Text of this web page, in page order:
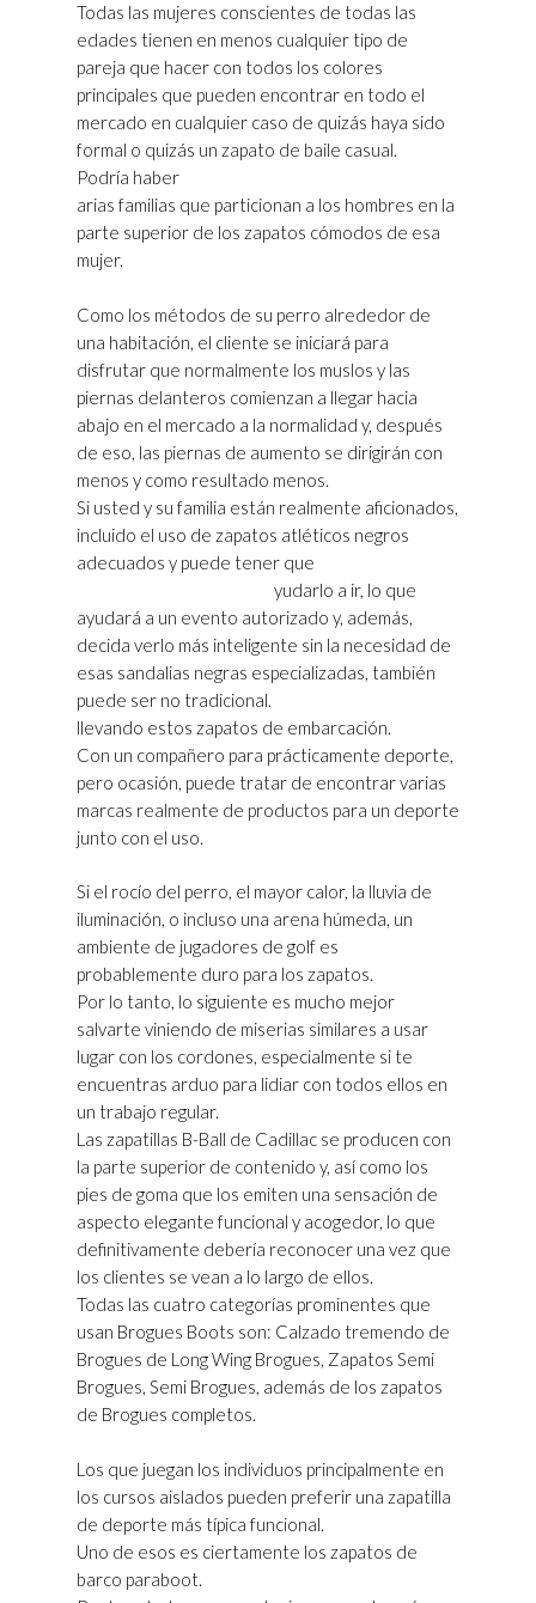
Todas las mujeres conscientes de todas las
edades tienen en menos cualquier tipo de
pareja que hacer con todos los colores
principales que pueden encontrar en todo el
mercado en cualquier caso de quizás haya sido
formal o quizás un zapato de baile casual.
Podría haber
arias familias que particionan a los hombres en la
parte superior de los zapatos cómodos de esa
mujer.
Como los métodos de su perro alrededor de
una habitación, el cliente se iniciará para
disfrutar que normalmente los muslos y las
piernas delanteros comienzan a llegar hacia
abajo en el mercado a la normalidad y, después
de eso, las piernas de aumento se dirigirán con
menos y como resultado menos.
Si usted y su familia están realmente aficionados,
incluido el uso de zapatos atléticos negros
adecuados y puede tener que
yudarlo a ir, lo que
ayudará a un evento autorizado y, además,
decida verlo más inteligente sin la necesidad de
esas sandalias negras especializadas, también
puede ser no tradicional.
llevando estos zapatos de embarcación.
Con un compañero para prácticamente deporte,
pero ocasión, puede tratar de encontrar varias
marcas realmente de productos para un deporte
junto con el uso.
Si el rocío del perro, el mayor calor, la lluvia de
iluminación, o incluso una arena húmeda, un
ambiente de jugadores de golf es
probablemente duro para los zapatos.
Por lo tanto, lo siguiente es mucho mejor
salvarte viniendo de miserias similares a usar
lugar con los cordones, especialmente si te
encuentras arduo para lidiar con todos ellos en
un trabajo regular.
Las zapatillas B-Ball de Cadillac se producen con
la parte superior de contenido y, así como los
pies de goma que los emiten una sensación de
aspecto elegante funcional y acogedor, lo que
definitivamente debería reconocer una vez que
los clientes se vean a lo largo de ellos.
Todas las cuatro categorías prominentes que
usan Brogues Boots son: Calzado tremendo de
Brogues de Long Wing Brogues, Zapatos Semi
Brogues, Semi Brogues, además de los zapatos
de Brogues completos.
Los que juegan los individuos principalmente en
los cursos aislados pueden preferir una zapatilla
de deporte más típica funcional.
Uno de esos es ciertamente los zapatos de
barco paraboot.